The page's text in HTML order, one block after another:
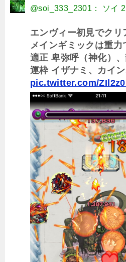
@soi_333_2301： ソイ
エンヴィー初見でクリ
メインギミックは重力
適正 卑弥呼（神化）
運枠 イザナミ、カイ
pic.twitter.com/